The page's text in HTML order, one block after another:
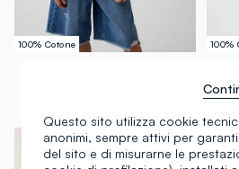
100% Cotone 100%
Questo sito utilizza cookie
anonimi, sempre attivi per
del sito e di misurarne le